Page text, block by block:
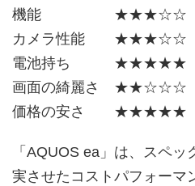
機能 ★★★☆☆
カメラ性能 ★★★☆☆
電池持ち ★★★★★
画面の綺麗さ ★★☆☆☆
価格の安さ ★★★★★
「AQUOS ea」は、スペ
実させたコストパフォーマ